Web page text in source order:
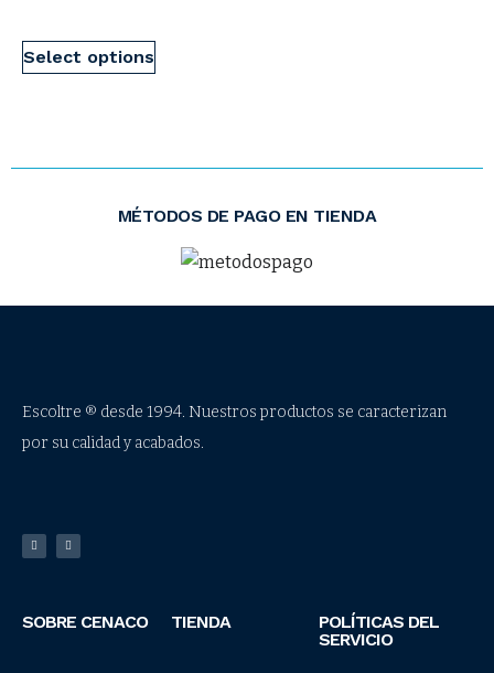
Select options
MÉTODOS DE PAGO EN TIENDA
Escoltre ® desde 1994. Nuestros productos se caracterizan
por su calidad y acabados.
SOBRE CENACO TIENDA
POLÍTICAS DEL
SERVICIO